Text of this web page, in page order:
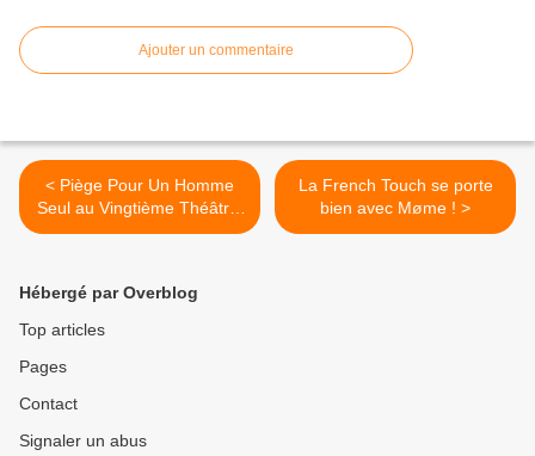
Ajouter un commentaire
< Piège Pour Un Homme
Seul au Vingtième Théâtre,
nous y étions !
La French Touch se porte
bien avec Møme ! >
Hébergé par Overblog
Top articles
Pages
Contact
Signaler un abus